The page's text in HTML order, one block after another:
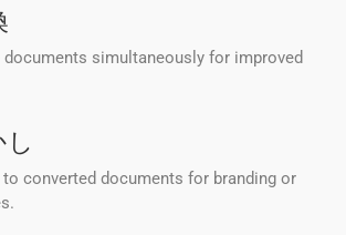
simultaneously for improved
converted documents for branding or